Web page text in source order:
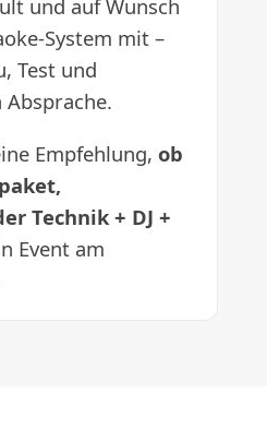
und auf Wunsch
System mit –
Test und
Empfehlung, ob
Technik + DJ +
Event am